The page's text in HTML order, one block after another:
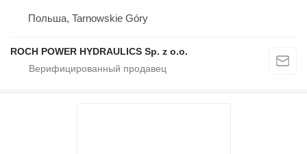
Польша, Tarnowskie Góry
ROCH POWER HYDRAULICS Sp. z o.o.